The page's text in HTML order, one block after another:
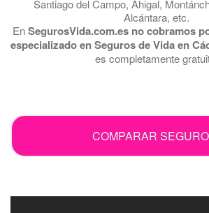
Santiago del Campo, Ahigal,
Alcántara, etc.
EnSegurosVida.com.es no cobramos
especializado en Seguros de Vida en
es completamente
COMPARAR